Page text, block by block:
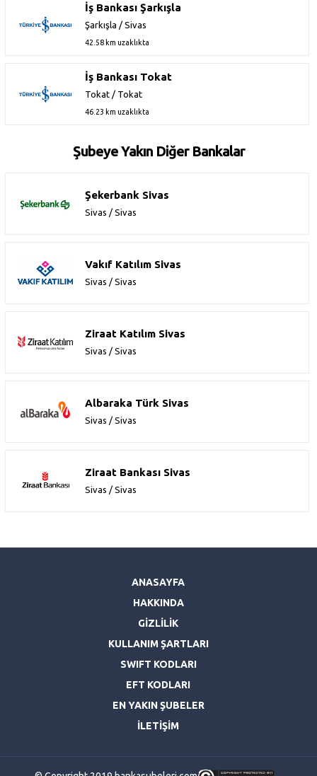
İş Bankası Şarkışla
Şarkışla / Sivas
42.58 km uzaklıkta
İş Bankası Tokat
Tokat / Tokat
46.23 km uzaklıkta
Şubeye Yakın Diğer Bankalar
Şekerbank Sivas
Sivas / Sivas
Vakıf Katılım Sivas
Sivas / Sivas
Ziraat Katılım Sivas
Sivas / Sivas
Albaraka Türk Sivas
Sivas / Sivas
Ziraat Bankası Sivas
Sivas / Sivas
ANASAYFA
HAKKINDA
GİZLİLİK
KULLANIM ŞARTLARI
SWIFT KODLARI
EFT KODLARI
EN YAKIN ŞUBELER
İLETİŞİM